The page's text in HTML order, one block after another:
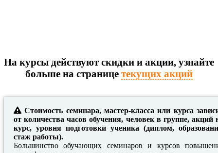
На курсы действуют скидки и акции, узнайте
больше на странице текущих акций
Стоимость семинара, мастер-класса или курса
от количества часов обучения, человек в группе, акций
курс, уровня подготовки ученика (диплом,
стаж работы).
Большинство обучающих семинаров и курсов